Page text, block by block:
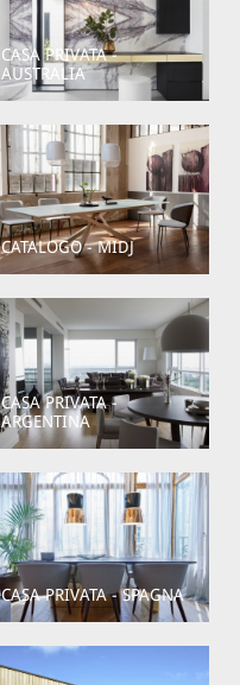
CASA PRIVATA -
AUSTRALIA
CATALOGO - MIDJ
CASA PRIVATA -
ARGENTINA
CASA PRIVATA - SPAGNA